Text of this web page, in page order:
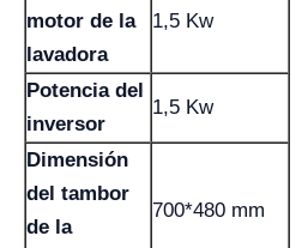
motor de la
lavadora
1,5 Kw
Potencia del
inversor
1,5 Kw
Dimensión
del tambor
de la
700*480 mm